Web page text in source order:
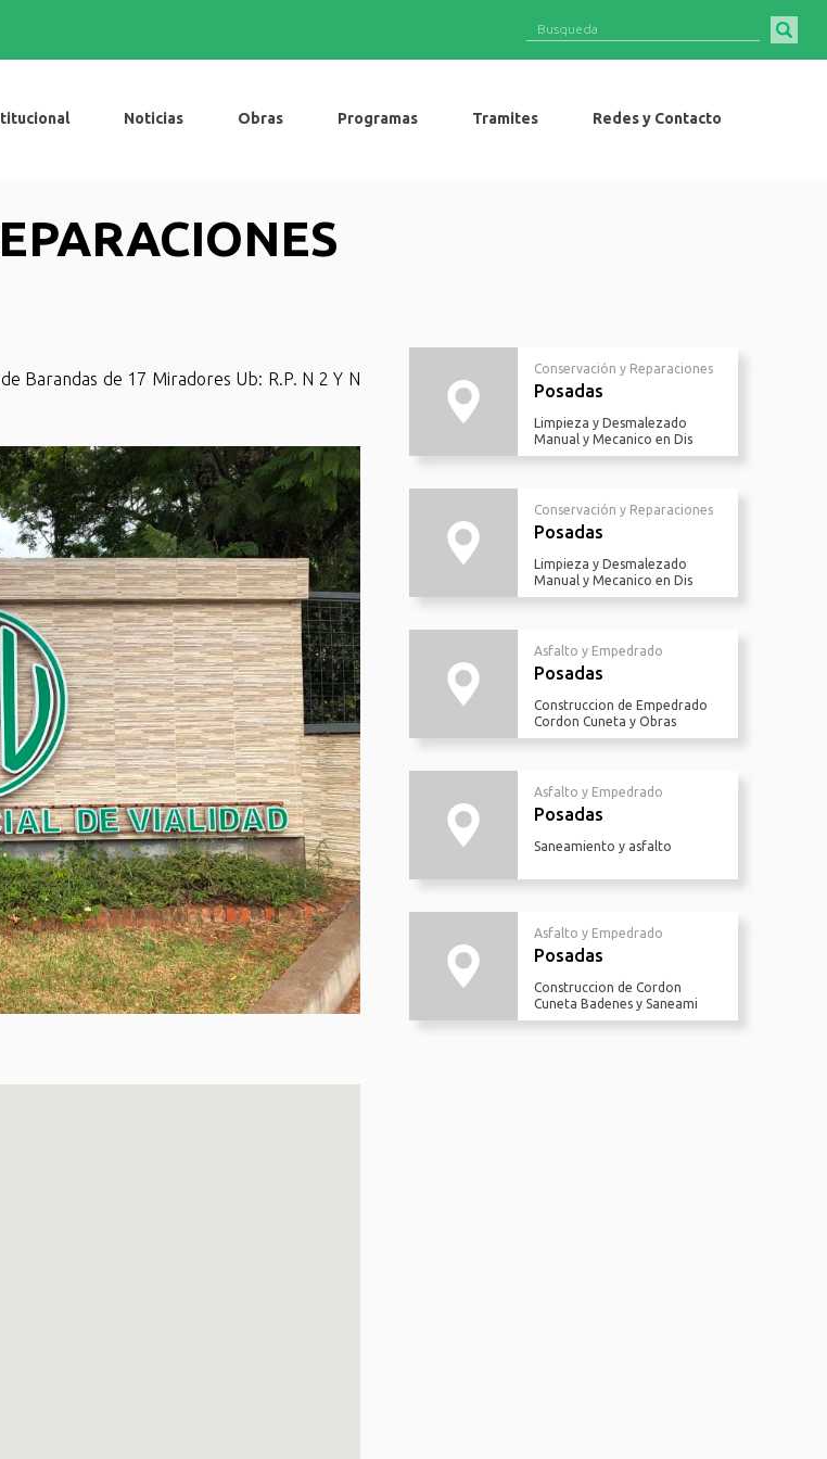
Redes y Contacto
Tramites
Programas
Obras
Noticias
Barandas de 17 Miradores Ub: R.P. N 2 Y N
Conservación y Reparaciones
Posadas
Limpieza y Desmalezado
Manual y Mecanico en Dis
Conservación y Reparaciones
Posadas
Limpieza y Desmalezado
Manual y Mecanico en Dis
Asfalto y Empedrado
Posadas
Construccion de Empedrado
Cordon Cuneta y Obras
Asfalto y Empedrado
Posadas
Saneamiento y asfalto
Asfalto y Empedrado
Posadas
Construccion de Cordon
Cuneta Badenes y Saneami